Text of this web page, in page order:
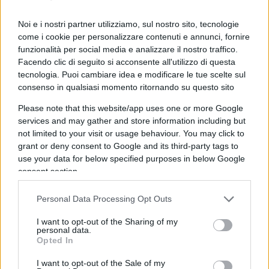
Noi e i nostri partner utilizziamo, sul nostro sito, tecnologie
come i cookie per personalizzare contenuti e annunci, fornire
funzionalità per social media e analizzare il nostro traffico.
Facendo clic di seguito si acconsente all'utilizzo di questa
tecnologia. Puoi cambiare idea e modificare le tue scelte sul
consenso in qualsiasi momento ritornando su questo sito
Please note that this website/app uses one or more Google
services and may gather and store information including but
not limited to your visit or usage behaviour. You may click to
grant or deny consent to Google and its third-party tags to
use your data for below specified purposes in below Google
consent section.
Personal Data Processing Opt Outs
I want to opt-out of the Sharing of my
personal data.
Opted In
I want to opt-out of the Sale of my
Rispondi VIsualizza le risposte
Giuseppe to
20 Settembre 2024, 18:41 18:41
L’operazione di intelligence del Mossad si studierà nelle
sinossi dell’Aise negli anni a venire ma anche alla NSA, CIA,
DGSE, FSB etc
Rispondi VIsualizza le risposte
Giuseppe to
Su San Gennaro: scherza coi fanti ma lascia stare i santi.